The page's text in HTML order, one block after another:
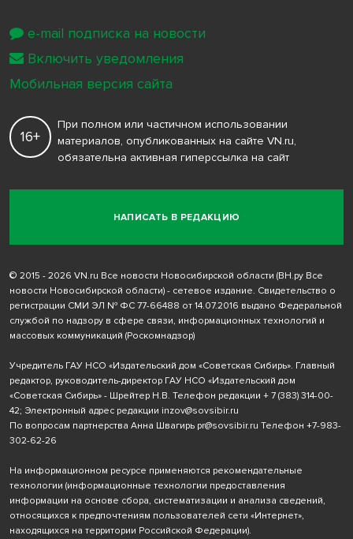
НАПИСАТЬ В РЕДАКЦИЮ
16+
При полном или частичном использовании
материалов, опубликованных на сайте VN.ru,
обязательна активная гиперссылка на сайт
© 2015 - 2026 VN.ru Все новости Новосибирской области (ВН.ру Все
новости Новосибирской области) - сетевое издание. Свидетельство о
регистрации СМИ ЭЛ № ФС 77-66488 от 14.07.2016 выдано Федеральной
службой по надзору в сфере связи, информационных технологий и
массовых коммуникаций (Роскомнадзор)
Учредитель ГАУ НСО «Издательский дом «Советская Сибирь». Главный
редактор, руководитель-директор ГАУ НСО «Издательский дом
«Советская Сибирь» - Шрейтер Н.В. Телефон редакции + 7 (383) 314-00-
42; Электронный адрес редакции inzov@sovsibir.ru
По вопросам партнерства Анна Швагирь pr@sovsibir.ru Телефон +7-983-
302-62-26
На информационном ресурсе применяются рекомендательные
технологии (информационные технологии предоставления
информации на основе сбора, систематизации и анализа сведений,
относящихся к предпочтениям пользователей сети «Интернет»,
находящихся на территории Российской Федерации).
e-mail подписка на новости
Включить уведомления
Мобильная версия сайта